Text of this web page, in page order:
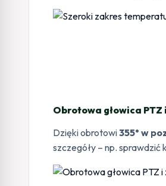
Obrotowa głowica
Dzięki obrotowi355° w
szczegóły – np. sprawdzić